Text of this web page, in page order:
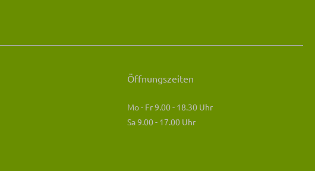
Öffnungszeiten
Mo - Fr 9.00 - 18.30 Uhr
Sa 9.00 - 17.00 Uhr